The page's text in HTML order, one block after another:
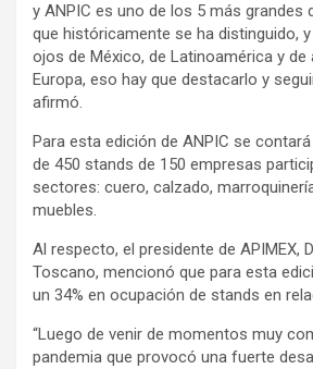
y ANPIC es uno de los 5 más grandes
que históricamente se ha distinguido,
ojos de México, de Latinoamérica y de
Europa, eso hay que destacarlo y
afirmó.
Para esta edición de ANPIC se
de 450 stands de 150 empresas
sectores: cuero, calzado,
muebles.
Al respecto, el presidente de APIMEX,
Toscano, mencionó que para esta
un 34% en ocupación de stands en
“Luego de venir de momentos muy
pandemia que provocó una fuerte